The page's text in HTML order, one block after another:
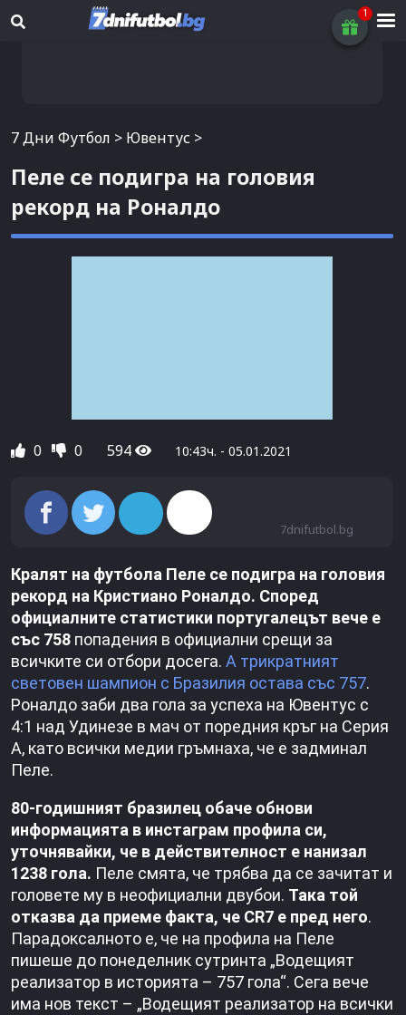
7 Дни Футбол > Ювентус >
Пеле се подигра на головия
рекорд на Роналдо
0 0 594 10:43ч. - 05.01.2021
7dnifutbol.bg
Кралят на футбола Пеле се подигра на головия
рекорд на Кристиано Роналдо. Според
официалните статистики португалецът вече е
със 758 попадения в официални срещи за
всичките си отбори досега. А трикратният
световен шампион с Бразилия остава със 757.
Роналдо заби два гола за успеха на Ювентус с
4:1 над Удинезе в мач от поредния кръг на Серия
А, като всички медии гръмнаха, че е задминал
Пеле.
80-годишният бразилец обаче обнови
информацията в инстаграм профила си,
уточнявайки, че в действителност е нанизал
1238 гола. Пеле смята, че трябва да се зачитат и
головете му в неофициални двубои. Така той
отказва да приеме факта, че CR7 е пред него.
Парадоксалното е, че на профила на Пеле
пишеше до понеделник сутринта „Водещият
реализатор в историята – 757 гола“. Сега вече
има нов текст – „Водещият реализатор на всички